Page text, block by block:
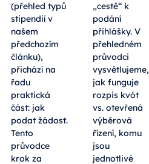
(přehled typů
stipendií v
našem
předchozím
článku),
přichází na
řadu
praktická
část: jak
podat žádost.
Tento
průvodce
krok za
„cestě“ k
podání
přihlášky. V
přehledném
průvodci
vysvětlujeme,
jak funguje
rozpis kvót
vs. otevřená
výběrová
řízení, komu
jsou
jednotlivé